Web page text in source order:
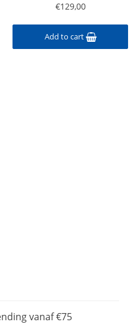
€129,00
Add to cart
vanaf €75